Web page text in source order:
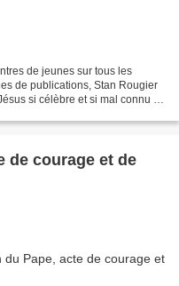
de jeunes sur tous les
de publications, Stan Rougier
si célèbre et si mal connu »
de courage et de